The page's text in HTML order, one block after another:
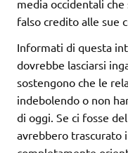
media occidentali
falso credito alle sue
Informati di questa
dovrebbe lasciarsi
sostengono che le
indebolendo o non
di oggi. Se ci fosse
avrebbero trascurato